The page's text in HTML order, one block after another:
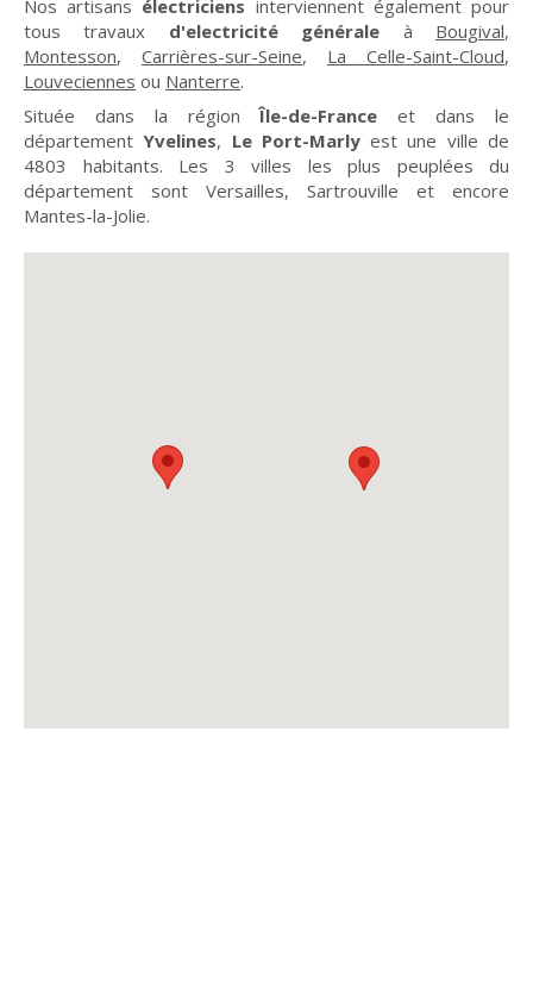
Nos artisans électriciens interviennent également pour
tous travaux d'electricité générale à Bougival,
Montesson, Carrières-sur-Seine, La Celle-Saint-Cloud,
Louveciennes ou Nanterre.
Située dans la régionÎle-de-France et dans le
départementYvelines, Le Port-Marlyest une ville de
4803 habitants. Les 3 villes les plus peuplées du
département sont Versailles, Sartrouville et encore
Mantes-la-Jolie.